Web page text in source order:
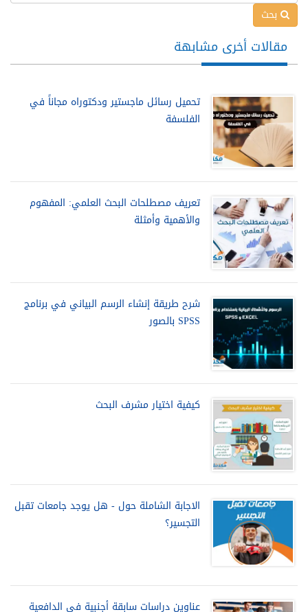
بحث
مقالات أخرى مشابهة
تحميل رسائل ماجستير ودكتوراه مجاناً في
الفلسفة
تعريف مصطلحات البحث العلمي: المفهوم
والأهمية وأمثلة
شرح طريقة إنشاء الرسم البياني في برنامج
SPSS بالصور
كيفية اختيار مشرف البحث
الاجابة الشاملة حول - هل يوجد جامعات تقبل
التجسير؟
عناوين دراسات سابقة أجنبية في الدافعية